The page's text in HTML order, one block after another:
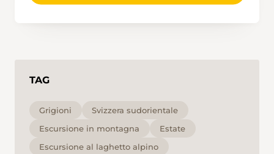
TAG
Grigioni
Svizzera sudorientale
Escursione in montagna
Estate
Escursione al laghetto alpino